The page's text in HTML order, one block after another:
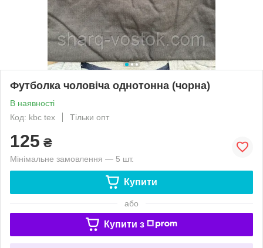
Футболка чоловіча однотонна (чорна)
В наявності
Код: kbc tex
Тільки опт
125 ₴
Мінімальне замовлення — 5 шт.
Купити
або
Купити з